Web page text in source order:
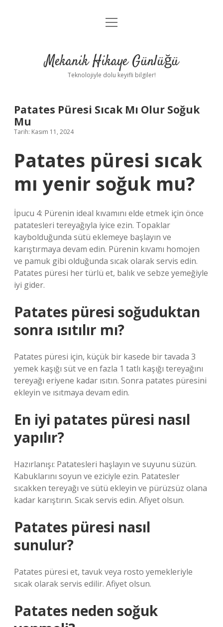
Anasayfa
Yasal Uyarı
menüyü
Mekanik Hikaye Günlüğü
Teknolojiyle dolu keyifli bilgiler!
Patates Püresi Sıcak Mı Olur Soğuk
Mu
Tarih: Kasım 11, 2024
Patates püresi sıcak
mı yenir soğuk mu?
İpucu 4: Pürenin ideal kıvamını elde etmek için önce
patatesleri tereyağıyla iyice ezin. Topaklar
kaybolduğunda sütü eklemeye başlayın ve
karıştırmaya devam edin. Pürenin kıvamı homojen
ve pamuk gibi olduğunda sıcak olarak servis edin.
Patates püresi her türlü et, balık ve sebze yemeğiyle
iyi gider.
Patates püresi soğuduktan
sonra ısıtılır mı?
Patates püresi için, küçük bir kasede bir tavada 3
yemek kaşığı süt ve en fazla 1 tatlı kaşığı tereyağını
tereyağı eriyene kadar ısıtın. Sonra patates püresini
ekleyin ve ısıtmaya devam edin.
En iyi patates püresi nasıl
yapılır?
Hazırlanışı: Patatesleri haşlayın ve suyunu süzün.
Kabuklarını soyun ve eziciyle ezin. Patatesler
sıcakken tereyağı ve sütü ekleyin ve pürüzsüz olana
kadar karıştırın. Sıcak servis edin. Afiyet olsun.
Patates püresi nasıl
sunulur?
Patates püresi et, tavuk veya rosto yemekleriyle
sıcak olarak servis edilir. Afiyet olsun.
Patates neden soğuk